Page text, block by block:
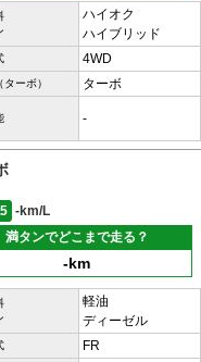
ハイオク
ハイブリッド
4WD
ーボ） ターボ
-
-km/L
満タンでどこまで走る？
-km
軽油
ディーゼル
FR